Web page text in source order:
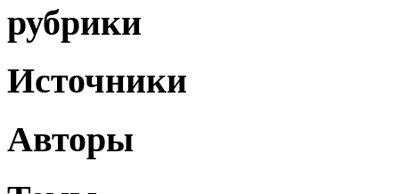
рубрики
Источники
Авторы